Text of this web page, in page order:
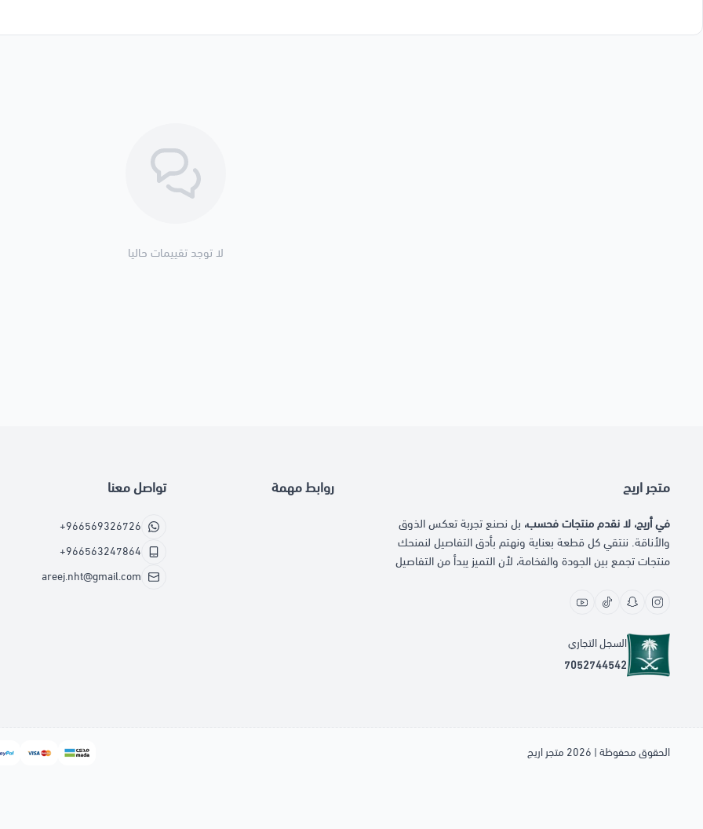
لا توجد تقييمات حاليا
متجر اريج
في أريج، لا نقدم منتجات فحسب، بل نصنع تجربة تعكس الذوق
والأناقة. ننتقي كل قطعة بعناية ونهتم بأدق التفاصيل لنمنحك
منتجات تجمع بين الجودة والفخامة، لأن التميز يبدأ من التفاصيل
السجل التجاري
7052744542
روابط مهمة تواصل معنا
+966569326726
+966563247864
areej.nht@gmail.com
الحقوق محفوظة | 2026 متجر اريج